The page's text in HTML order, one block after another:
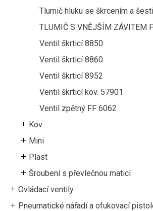
Tlumič hluku se škrcením a
TLUMIČ S VNĚJŠÍM ZÁVITEM
Ventil škrticí 8850
Ventil škrticí 8860
Ventil škrticí 8952
Ventil škrticí kov. 57901
Ventil zpětný FF 6062
Kov
Mini
Plast
Šroubení s převlečnou maticí
Ovládací ventily
Pneumatické nářadí a ofukovací